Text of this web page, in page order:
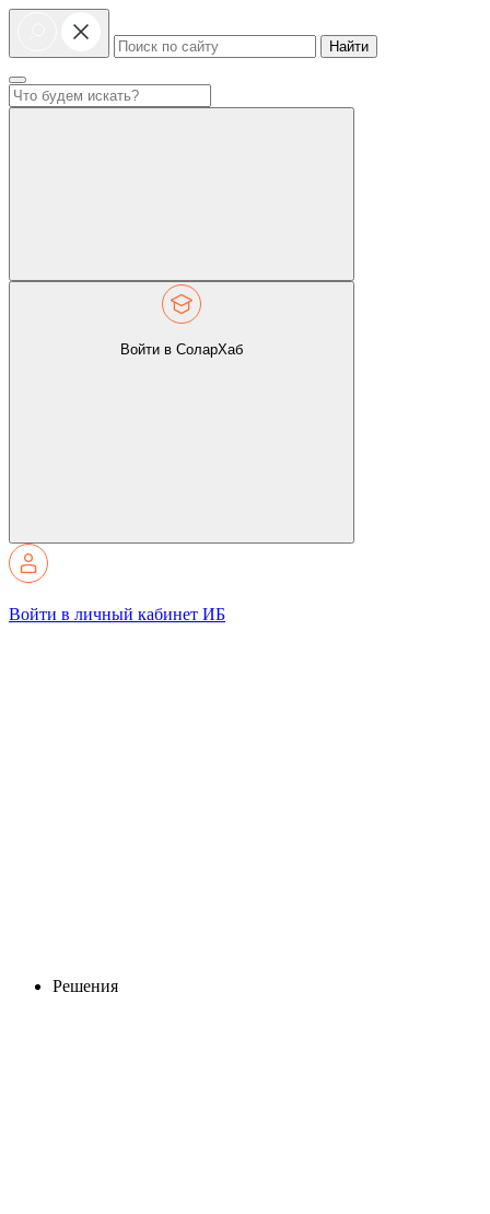
Найти
Войти в СоларХаб
Войти в личный кабинет ИБ
Решения